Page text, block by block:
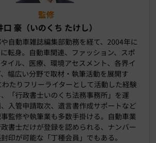
監修
口 豪（いのくち たけし）
自動車雑誌編集部勤務を経て、2004年に
転身。自動車関連、ファッション、スポ
イル、医療、環境アセスメント、各界イ
幅広い分野で取材・執筆活動を展開す
たりフリーライターとして活動した経験
「行政書士いのくち法務事務所」を運
入管申請取次、遺言書作成サポートなど
監修や執筆業も多数手掛ける。自動車業
書士だけが登録を認められる、ナンバー
印が可能な「丁種会員」でもある。